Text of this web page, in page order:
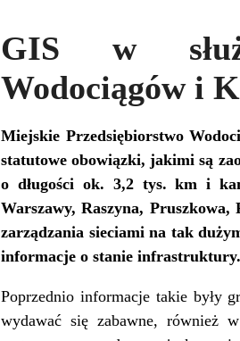
GIS w
Wodociągów i
Miejskie Przedsiębiorstwo
statutowe obowiązki, jakimi są
o długości ok. 3,2 tys. km i
Warszawy, Raszyna,
zarządzania sieciami na tak
informacje o stanie infrastruktury.
Poprzednio informacje takie były
wydawać się zabawne, również